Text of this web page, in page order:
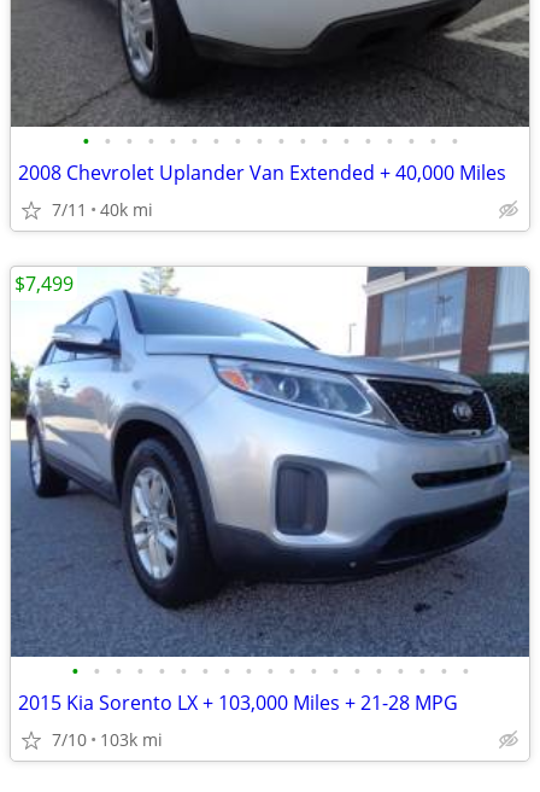
• • • • • • • • • • • • • • • • • •
2008 Chevrolet Uplander Van Extended + 40,000 Miles
7/11 40k mi
• • • • • • • • • • • • • • • • • • •
2015 Kia Sorento LX + 103,000 Miles + 21-28 MPG
7/10 103k mi
$7,499